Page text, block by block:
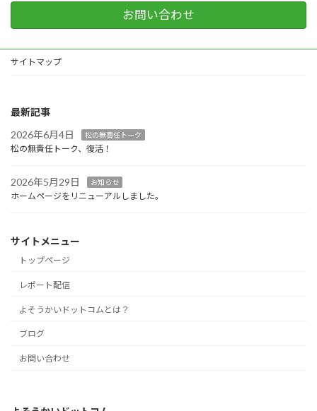
お問い合わせ
サイトマップ
最新記事
2026年6月4日
松の無責任トーク
松の無責任トーク、復活！
2026年5月29日 お知らせ
ホームページをリニューアルしました。
サイトメニュー
トップページ
レポート配信
よそうかいドットコムとは？
ブログ
お問い合わせ